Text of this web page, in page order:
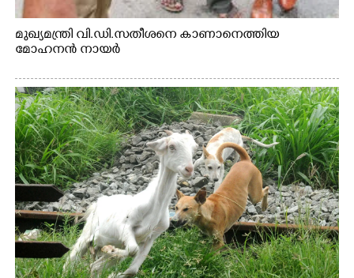
മുഖ്യമന്ത്രി വി.ഡി.സതീശനെ കാണാനെത്തിയ
മോഹനൻ നായർ